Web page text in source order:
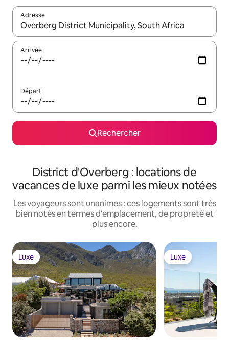
Adresse
Lorsque les résultats s'affichent, utilisez les flèches vers le
Arrivée
Départ
Rechercher
District d'Overberg : locations de
vacances de luxe parmi les mieux notées
Les voyageurs sont unanimes : ces logements sont très
bien notés en termes d'emplacement, de propreté et
plus encore.
Luxe
Luxe Luxe
Luxe